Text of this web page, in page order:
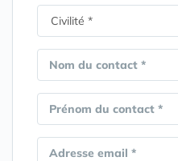
Nom du contact *
Prénom du contact *
Adresse email *